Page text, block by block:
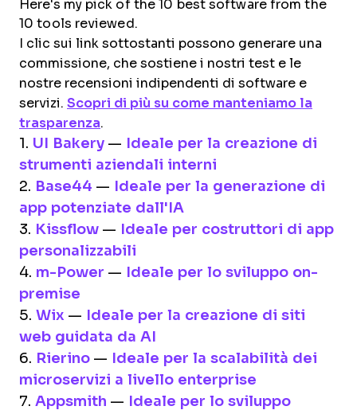
Here's my pick of the 10 best software from the
10 tools reviewed.
I clic sui link sottostanti possono generare una
commissione, che sostiene i nostri test e le
nostre recensioni indipendenti di software e
servizi. Scopri di più su come manteniamo la
trasparenza.
1. UI Bakery —
Ideale per la creazione di
strumenti aziendali interni
2. Base44 —
Ideale per la generazione di
app potenziate dall'IA
3. Kissflow —
Ideale per costruttori di app
personalizzabili
4. m-Power —
Ideale per lo sviluppo on-
premise
5. Wix —
Ideale per la creazione di siti
web guidata da AI
6. Rierino —
Ideale per la scalabilità dei
microservizi a livello enterprise
7. Appsmith —
Ideale per lo sviluppo